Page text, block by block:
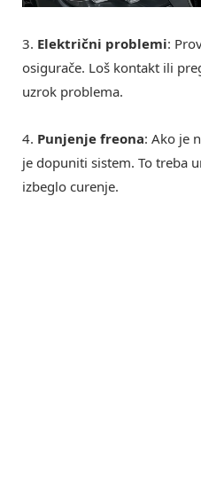
3. Električni problemi:
osigurače. Loš kontakt ili
uzrok problema.
4. Punjenje freona: Ako je
je dopuniti sistem. To treba
izbeglo curenje.